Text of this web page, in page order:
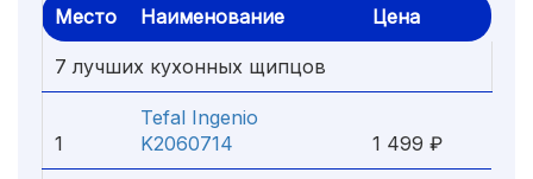
Место Наименование Цена
7 лучших кухонных щипцов
1
Tefal Ingenio
K2060714
1 499 ₽